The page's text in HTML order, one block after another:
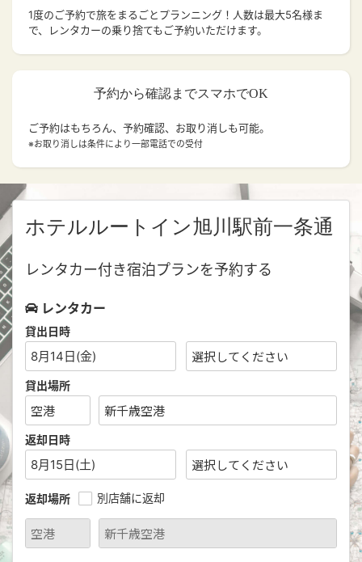
1度のご予約で旅をまるごとプランニング！人数は最大5名様ま
で、レンタカーの乗り捨てもご予約いただけます。
予約から確認までスマホでOK
ご予約はもちろん、予約確認、お取り消しも可能。
※お取り消しは条件により一部電話での受付
ホテルルートイン旭川駅前一条通
レンタカー付き宿泊プランを予約する
レンタカー
貸出日時
8月14日(金)
貸出場所
返却日時
8月15日(土)
返却場所 別店舗に返却